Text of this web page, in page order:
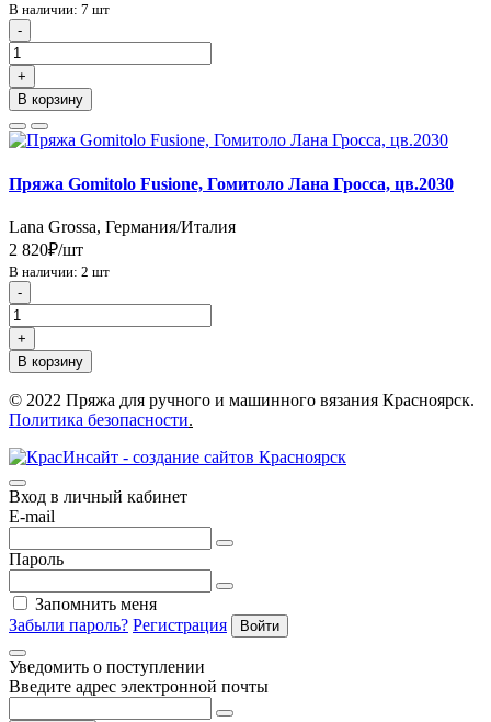
В наличии: 7 шт
-
+
В корзину
Пряжа Gomitolo Fusione, Гомитоло Лана Гросса, цв.2030
Lana Grossa, Германия/Италия
2 820₽/шт
В наличии: 2 шт
-
+
В корзину
© 2022 Пряжа для ручного и машинного вязания Красноярск.
Политика безопасности.
Вход в личный кабинет
E-mail
Пароль
Запомнить меня
Забыли пароль? Регистрация Войти
Уведомить о поступлении
Введите адрес электронной почты